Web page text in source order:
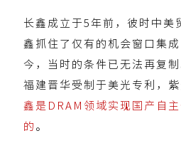
长鑫成立于5年前，彼时中美
鑫抓住了仅有的机会窗口集
今，当时的条件已无法再复
福建晋华受制于美光专利，紫
鑫是DRAM领域实现国产自
的 。